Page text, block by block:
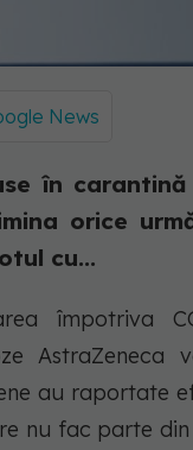
News
în carantină
orice
cu...
împotriva
AstraZeneca
au raportate
nu fac parte